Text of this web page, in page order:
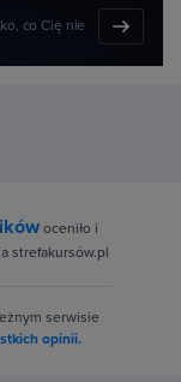
co Cię nie
oceniło i
strefakursów.pl
serwisie
opinii.